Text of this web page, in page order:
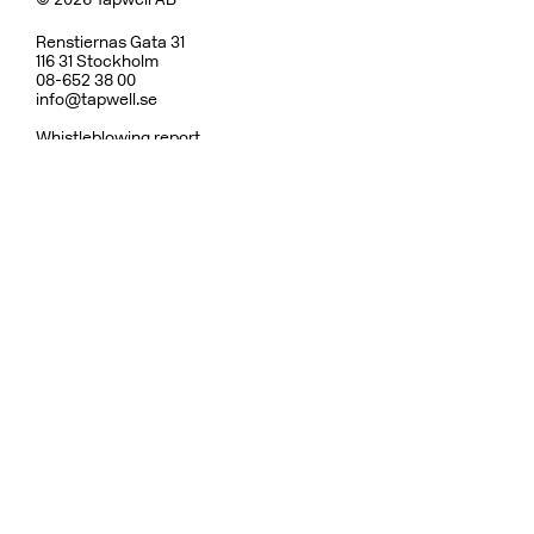
Renstiernas Gata 31
116 31 Stockholm
08-652 38 00
info@tapwell.se
Whistleblowing report